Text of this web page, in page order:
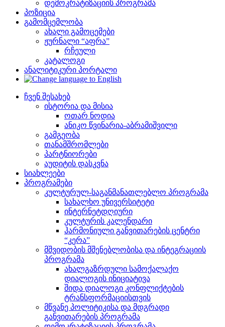
დემოკრატიზაციის პროგრამა
პოზიცია
გამომცემლობა
ახალი გამოცემები
ჟურნალი “აფრა”
რჩეული
კატალოგი
ანალიტიკური პორტალი
ჩვენ შესახებ
ისტორია და მისია
ოთარ ნოდია
ანიკო წვინარია-აბრამიშვილი
გამგეობა
თანამშრომლები
პარტნიორები
აუდიტის დასკვნა
სიახლეები
პროგრამები
კულტურულ-საგანმანათლებლო პროგრამა
სახალხო უნივერსიტეტი
ინტერნეტდღიური
კულტურის კალენდარი
ჰარმონიული განვითარების ცენტრი
“კერა”
მშვიდობის მშენებლობისა და ინტეგრაციის
პროგრამა
ახალგაზრდული სამოქალაქო
დიალოგის ინიციატივა
შიდა დიალოგი კონფლიქტების
ტრანსფორმაციისთვის
მწვანე პოლიტიკისა და მდგრადი
განვითარების პროგრამა